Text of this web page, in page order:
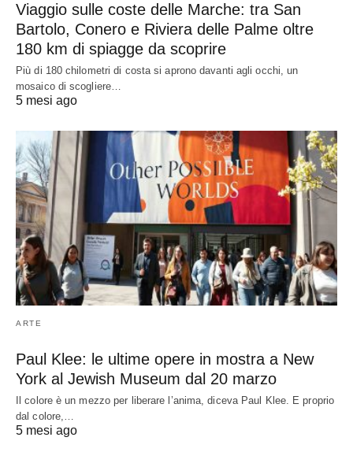
Viaggio sulle coste delle Marche: tra San
Bartolo, Conero e Riviera delle Palme oltre
180 km di spiagge da scoprire
Più di 180 chilometri di costa si aprono davanti agli occhi, un
mosaico di scogliere…
5 mesi ago
ARTE
Paul Klee: le ultime opere in mostra a New
York al Jewish Museum dal 20 marzo
Il colore è un mezzo per liberare l’anima, diceva Paul Klee. E proprio
dal colore,…
5 mesi ago